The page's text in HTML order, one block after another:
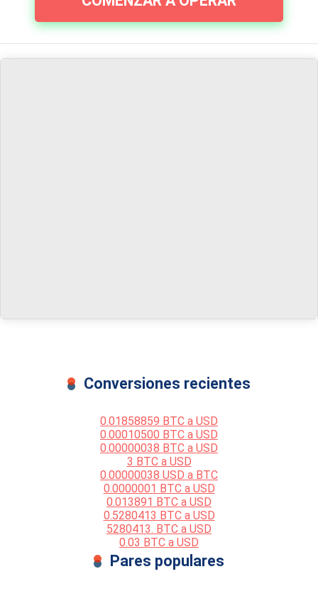
Conversiones recientes
0.01858859 BTC a USD
0.00010500 BTC a USD
0.00000038 BTC a USD
3 BTC a USD
0.00000038 USD a BTC
0.0000001 BTC a USD
0.013891 BTC a USD
0.5280413 BTC a USD
5280413. BTC a USD
0.03 BTC a USD
Pares populares